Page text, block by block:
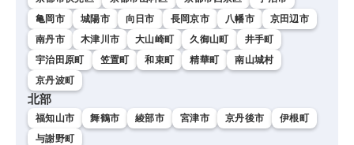
亀岡市
城陽市 向日市 長岡京市 八幡市
京田辺市
南丹市
木津川市 大山崎町 久御山町
井手町
宇治田原町
笠置町 和束町 精華町
南山城村
京丹波町
北部
福知山市 舞鶴市 綾部市 宮津市 京丹後市
伊根町
与謝野町